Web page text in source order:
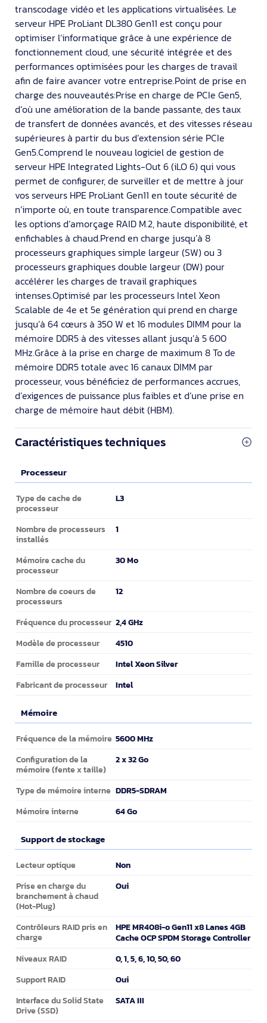
transcodage vidéo et les applications virtualisées. Le
serveur HPE ProLiant DL380 Gen11 est conçu pour
optimiser l’informatique grâce à une expérience de
fonctionnement cloud, une sécurité intégrée et des
performances optimisées pour les charges de travail
afin de faire avancer votre entreprise.Point de prise en
charge des nouveautés:Prise en charge de PCIe Gen5,
d’où une amélioration de la bande passante, des taux
de transfert de données avancés, et des vitesses réseau
supérieures à partir du bus d’extension série PCIe
Gen5.Comprend le nouveau logiciel de gestion de
serveur HPE Integrated Lights-Out 6 (iLO 6) qui vous
permet de configurer, de surveiller et de mettre à jour
vos serveurs HPE ProLiant Gen11 en toute sécurité de
n’importe où, en toute transparence.Compatible avec
les options d’amorçage RAID M.2, haute disponibilité, et
enfichables à chaud.Prend en charge jusqu’à 8
processeurs graphiques simple largeur (SW) ou 3
processeurs graphiques double largeur (DW) pour
accélérer les charges de travail graphiques
intenses.Optimisé par les processeurs Intel Xeon
Scalable de 4e et 5e génération qui prend en charge
jusqu’à 64 cœurs à 350 W et 16 modules DIMM pour la
mémoire DDR5 à des vitesses allant jusqu’à 5 600
MHz.Grâce à la prise en charge de maximum 8 To de
mémoire DDR5 totale avec 16 canaux DIMM par
processeur, vous bénéficiez de performances accrues,
d’exigences de puissance plus faibles et d’une prise en
charge de mémoire haut débit (HBM).
Caractéristiques techniques
Processeur
Processeur
Type de cache de
processeur
L3
Nombre de processeurs
installés
1
Mémoire cache du
processeur
30 Mo
Nombre de coeurs de
processeurs
12
Fréquence du processeur 2,4 GHz
Modèle de processeur 4510
Famille de processeur Intel Xeon Silver
Fabricant de processeur Intel
Mémoire
Mémoire
Fréquence de la mémoire 5600 MHz
Configuration de la
mémoire (fente x taille)
2 x 32 Go
Type de mémoire interne DDR5-SDRAM
Mémoire interne 64 Go
Support de stockage
Support de stockage
Lecteur optique Non
Prise en charge du
branchement à chaud
(Hot-Plug)
Oui
Contrôleurs RAID pris en
charge
HPE MR408i-o Gen11 x8 Lanes 4GB
Cache OCP SPDM Storage Controller
Niveaux RAID 0, 1, 5, 6, 10, 50, 60
Support RAID Oui
Interface du Solid State
Drive (SSD)
SATA III